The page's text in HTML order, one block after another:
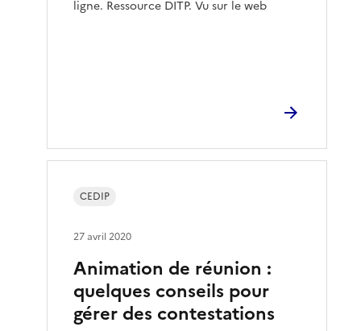
ligne. Ressource DITP. Vu sur le web
Animation de réunion :
quelques conseils pour
gérer des contestations
CEDIP
27 avril 2020